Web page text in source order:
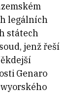
legálních
státech
jenž řeší
Genaro